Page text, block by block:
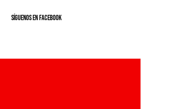
SíGUENOS EN FACEBOOK